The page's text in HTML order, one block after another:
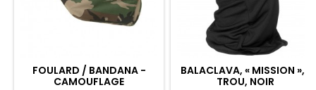
FOULARD / BANDANA -
CAMOUFLAGE
BALACLAVA, « MISSION », 1
TROU, NOIR